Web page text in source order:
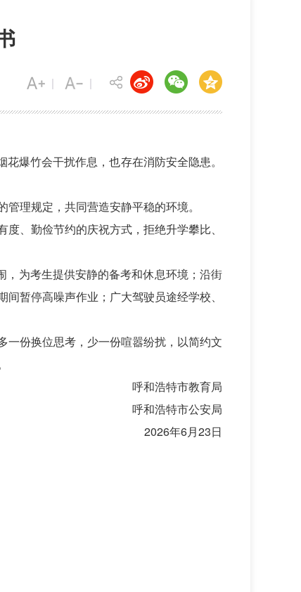
爆竹会干扰作息，也存在消防安全隐患。
理规定，共同营造安静平稳的环境。
、勤俭节约的庆祝方式，拒绝升学攀比、
，为考生提供安静的备考和休息环境；沿街
暂停高噪声作业；广大驾驶员途经学校、
一份换位思考，少一份喧嚣纷扰，以简约文
呼和浩特市教育局
呼和浩特市公安局
2026年6月23日